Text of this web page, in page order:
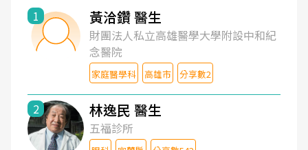
1 黃洽鑽 醫生
財團法人私立高雄醫學大學附設中和紀
念醫院
家庭醫學科 高雄市 分享數2
2 林逸民 醫生
五福診所